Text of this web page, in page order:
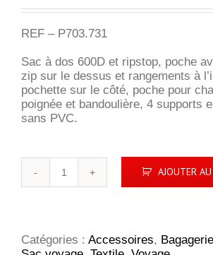
REF – P703.731
Sac à dos 600D et ripstop, poche
zip sur le dessus et rangements à
pochette sur le côté, poche pour
poignée et bandoulière, 4 supports
sans PVC.
Florida
AJOUTER
Catégories : Accessoires, Bagagerie